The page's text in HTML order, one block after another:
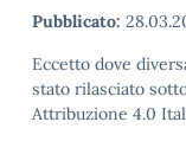
Pubblicato:
Eccetto dove
stato rilasciato
Attribuzione 4.0